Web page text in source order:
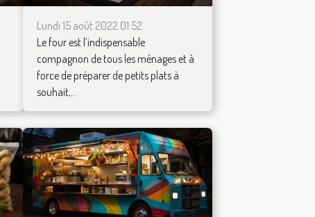
Lundi 15 août 2022 01:52
Le four est l’indispensable
compagnon de tous les ménages et à
force de préparer de petits plats à
souhait,...